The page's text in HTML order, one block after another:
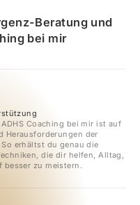
Beratung und
bei mir
Coaching bei mir ist auf
Herausforderungen der
erhältst du genau die
die dir helfen, Alltag,
besser zu meistern.